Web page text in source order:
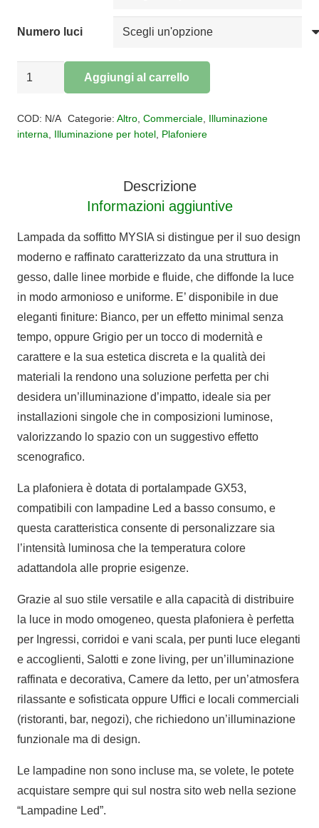
Numero luci
Plafoniera
MYSIA
Aggiungi al carrello
COD: N/A Categorie: Altro, Commerciale, Illuminazione
interna
Illuminazione per hotel Plafoniere
Descrizione
Informazioni aggiuntive
Lampada da soffitto MYSIA si distingue per il suo design
moderno e raffinato caratterizzato da una struttura in
gesso, dalle linee morbide e fluide, che diffonde la luce
in modo armonioso e uniforme. E’ disponibile in due
eleganti finiture: Bianco, per un effetto minimal senza
tempo, oppure Grigio per un tocco di modernità e
carattere e la sua estetica discreta e la qualità dei
materiali la rendono una soluzione perfetta per chi
desidera un’illuminazione d’impatto, ideale sia per
installazioni singole che in composizioni luminose,
valorizzando lo spazio con un suggestivo effetto
scenografico.
La plafoniera è dotata di portalampade GX53,
compatibili con lampadine Led a basso consumo, e
questa caratteristica consente di personalizzare sia
l’intensità luminosa che la temperatura colore
adattandola alle proprie esigenze.
Grazie al suo stile versatile e alla capacità di distribuire
la luce in modo omogeneo, questa plafoniera è perfetta
per Ingressi, corridoi e vani scala, per punti luce eleganti
e accoglienti, Salotti e zone living, per un’illuminazione
raffinata e decorativa, Camere da letto, per un’atmosfera
rilassante e sofisticata oppure Uffici e locali commerciali
(ristoranti, bar, negozi), che richiedono un’illuminazione
funzionale ma di design.
Le lampadine non sono incluse ma, se volete, le potete
acquistare sempre qui sul nostra sito web nella sezione
“Lampadine Led”.